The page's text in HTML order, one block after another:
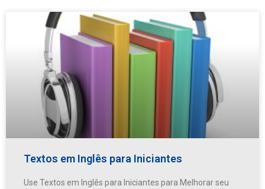
Textos em Inglês para Iniciantes
Use Textos em Inglês para Iniciantes para Melhorar seu